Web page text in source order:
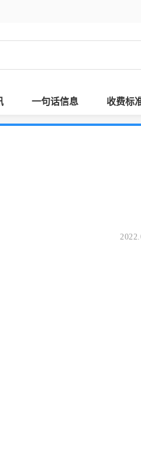
一句话信息 收费标